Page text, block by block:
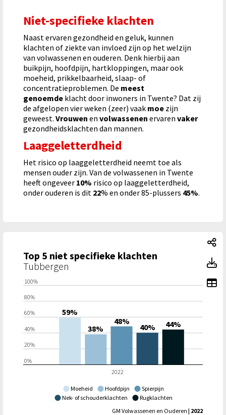
Niet-specifieke klachten
Naast ervaren gezondheid en geluk, kunnen
klachten of ziekte van invloed zijn op het welzijn
van volwassenen en ouderen. Denk hierbij aan
buikpijn, hoofdpijn, hartkloppingen, maar ook
moeheid, prikkelbaarheid, slaap- of
concentratieproblemen. De meest
genoemde klacht door inwoners in Twente? Dat zij
de afgelopen vier weken (zeer) vaak moe zijn
geweest. Vrouwen en volwassenen ervaren vaker
gezondheidsklachten dan mannen.
Laaggeletterdheid
Het risico op laaggeletterdheid neemt toe als
mensen ouder zijn. Van de volwassenen in Twente
heeft ongeveer 10% risico op laaggeletterdheid,
onder ouderen is dit 22% en onder 85-plussers 45%.
Top 5 niet specifieke klachten
Tubbergen
Moeheid Hoofdpijn
Spierpijn
Nek- of schouderklachten
Rugklachten
2022
0%
20%
40%
60%
80%
100%
59%
38%
48%
40% 44%
GM Volwassenen en Ouderen | 2022